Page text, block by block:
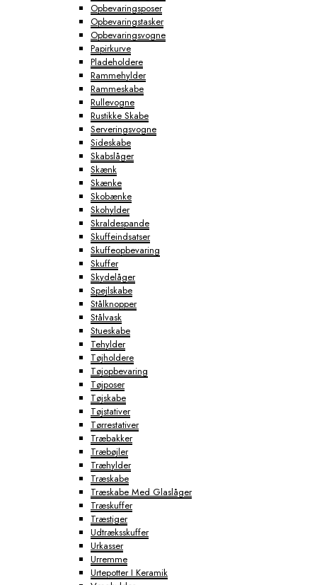
Opbevaringsposer
Opbevaringstasker
Opbevaringsvogne
Papirkurve
Pladeholdere
Rammehylder
Rammeskabe
Rullevogne
Rustikke Skabe
Serveringsvogne
Sideskabe
Skabslåger
Skænk
Skænke
Skobænke
Skohylder
Skraldespande
Skuffeindsatser
Skuffeopbevaring
Skuffer
Skydelåger
Spejlskabe
Stålknopper
Stålvask
Stueskabe
Tehylder
Tøjholdere
Tøjopbevaring
Tøjposer
Tøjskabe
Tøjstativer
Tørrestativer
Træbakker
Træbøjler
Træhylder
Træskabe
Træskabe Med Glaslåger
Træskuffer
Træstiger
Udtræksskuffer
Urkasser
Urremme
Urtepotter I Keramik